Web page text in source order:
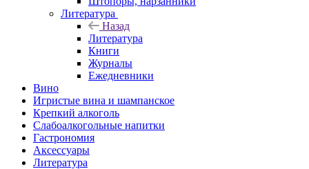
Литература
Назад
Литература
Книги
Журналы
Ежедневники
Вино
Игристые вина и шампанское
Крепкий алкоголь
Слабоалкогольные напитки
Гастрономия
Аксессуары
Литература